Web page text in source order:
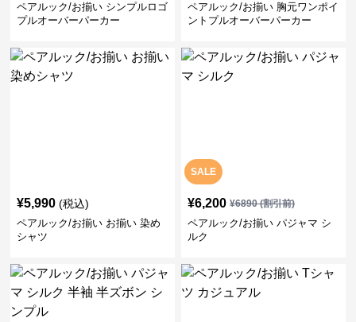
ペアルック/お揃い シンプルロゴ
プルオーバーパーカー
ペアルック/お揃い 胸元ワンポイ
ントプルオーバーパーカー
¥5,990 (税込)
ペアルック/お揃い お揃い 染め
シャツ
SALE
¥6,200 ¥6890(割引前)
ペアルック/お揃い パジャマ シ
ルク